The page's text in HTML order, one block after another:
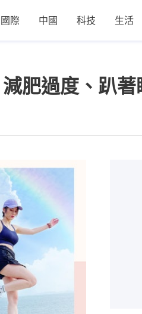
國際 中國 科技 生活
肥過度、趴著